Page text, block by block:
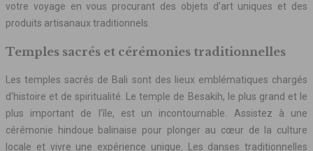
votre voyage en vous procurant des objets d’art uniques et des
produits artisanaux traditionnels.
Temples sacrés et cérémonies traditionnelles
Les temples sacrés de Bali sont des lieux emblématiques chargés
d’histoire et de spiritualité. Le temple de Besakih, le plus grand et le
plus important de l’île, est un incontournable. Assistez à une
cérémonie hindoue balinaise pour plonger au cœur de la culture
locale et vivre une expérience unique. Les danses traditionnelles